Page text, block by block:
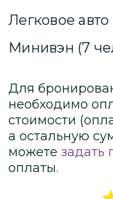
Легковое
Минивэн (7
Для
необходимо
стоимости
а остальную
можете задать
оплаты.